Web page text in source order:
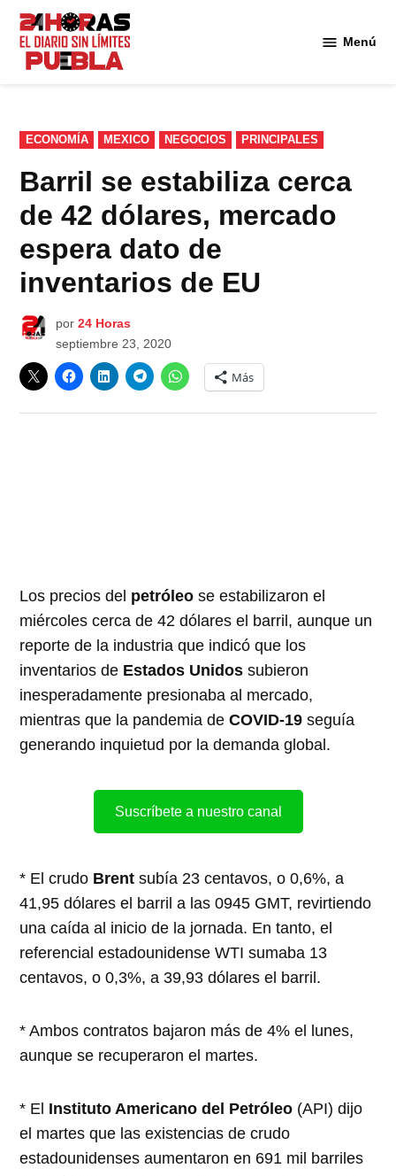
Saltar
contenido
Menú
PUBLICADO
EN
ECONOMÍA MEXICO NEGOCIOS PRINCIPALES
Barril se estabiliza cerca
de 42 dólares, mercado
espera dato de
inventarios de EU
por 24 Horas
septiembre 23, 2020
Más
Los precios del petróleo se estabilizaron el
miércoles cerca de 42 dólares el barril, aunque un
reporte de la industria que indicó que los
inventarios de Estados Unidos subieron
inesperadamente presionaba al mercado,
mientras que la pandemia deCOVID-19 seguía
generando inquietud por la demanda global.
Suscríbete a nuestro canal
* El crudo Brent subía 23 centavos, o 0,6%, a
41,95 dólares el barril a las 0945 GMT, revirtiendo
una caída al inicio de la jornada. En tanto, el
referencial estadounidense WTI sumaba 13
centavos, o 0,3%, a 39,93 dólares el barril.
* Ambos contratos bajaron más de 4% el lunes,
aunque se recuperaron el martes.
* El Instituto Americano del Petróleo (API) dijo
el martes que las existencias de crudo
estadounidenses aumentaron en 691 mil barriles